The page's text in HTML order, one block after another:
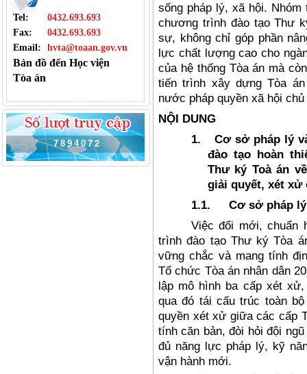
Tel:
0432.693.693
Fax:
0432.693.693
Email:
hvta@toaan.gov.vn
Bản đồ đến Học viện
Tòa án
7 8 9 4 0 7 2
sống pháp lý, xã hội.
chương trình đào tạo Thư
sự, không chỉ góp phần
lực chất lượng cao cho
của hệ thống Tòa án mà
tiến trình xây dựng Tòa
nước pháp quyền xã hội
NỘI DUNG
1.
Cơ sở pháp lý
đào tạo hoàn
Thư ký Toà án
giải quyết, xét xử
1.1.
Cơ sở pháp lý
Việcđổi mới, chuẩn
trìnhđào tạo Thư ký Tòa
vững chắc và mang tínhđ
Tổ chức Tòa án nhân dân
lập mô hình ba cấp xét x
quađó tái cấu trúc toàn b
quyền xét xử giữa các cấp
tính căn bản,đòi hỏiđội ngũ
đủ năng lực pháp lý, kỹ n
vận hành mới.